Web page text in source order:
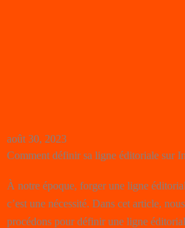
août 30, 2023
Comment définir sa ligne éditoriale sur
À notre époque, forger une ligne
c’est une nécessité. Dans cet article,
procédons pour définir une ligne